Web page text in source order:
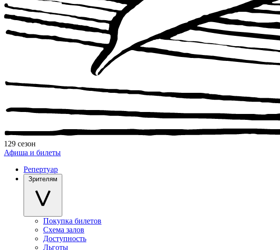
129 сезон
Афиша и билеты
Репертуар
Зрителям
Покупка билетов
Схема залов
Доступность
Льготы